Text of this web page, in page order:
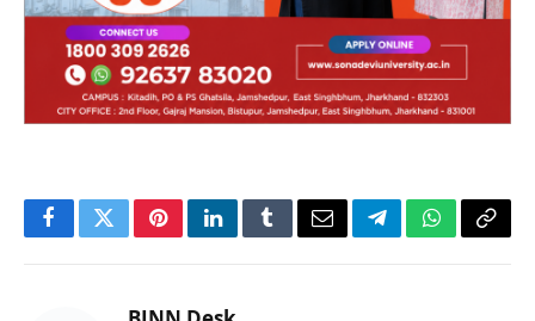
FacebookTwitterPinterestLinkedInTumblrEmailTelegramWhatsApp
Copy